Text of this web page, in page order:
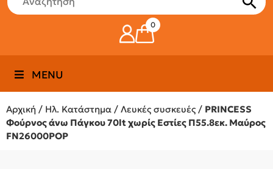
0
MENU
Αρχική / Ηλ. Κατάστημα / Λευκές συσκευές / PRINCESS
Φούρνος άνω Πάγκου 70lt χωρίς Εστίες Π55.8εκ. Μαύρος
FN26000POP